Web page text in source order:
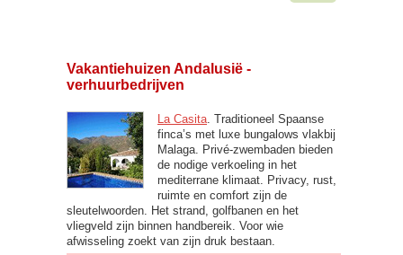
Vakantiehuizen Andalusië -
verhuurbedrijven
La Casita. Traditioneel Spaanse
finca’s met luxe bungalows vlakbij
Malaga. Privé-zwembaden bieden
de nodige verkoeling in het
mediterrane klimaat. Privacy, rust,
ruimte en comfort zijn de
sleutelwoorden. Het strand, golfbanen en het
vliegveld zijn binnen handbereik. Voor wie
afwisseling zoekt van zijn druk bestaan.